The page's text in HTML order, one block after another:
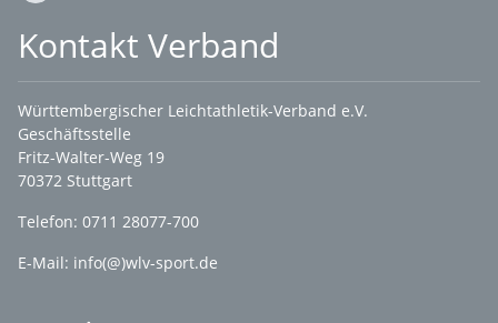
Kontakt Verband
Württembergischer Leichtathletik-Verband e.V.
Geschäftsstelle
Fritz-Walter-Weg 19
70372 Stuttgart
Telefon: 0711 28077-700
E-Mail: info(@)wlv-sport.de